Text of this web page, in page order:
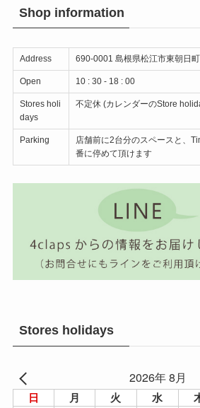
Shop information
Address 690-0001 島根県松江市東朝日
Open 10 : 30 - 18 : 00
Stores holi
days
不定休 (カレンダーのStore
Parking
店舗前に2台分のスペースと、
番に停めて頂けます
Stores holidays
2026年 8月
日 月 火 水